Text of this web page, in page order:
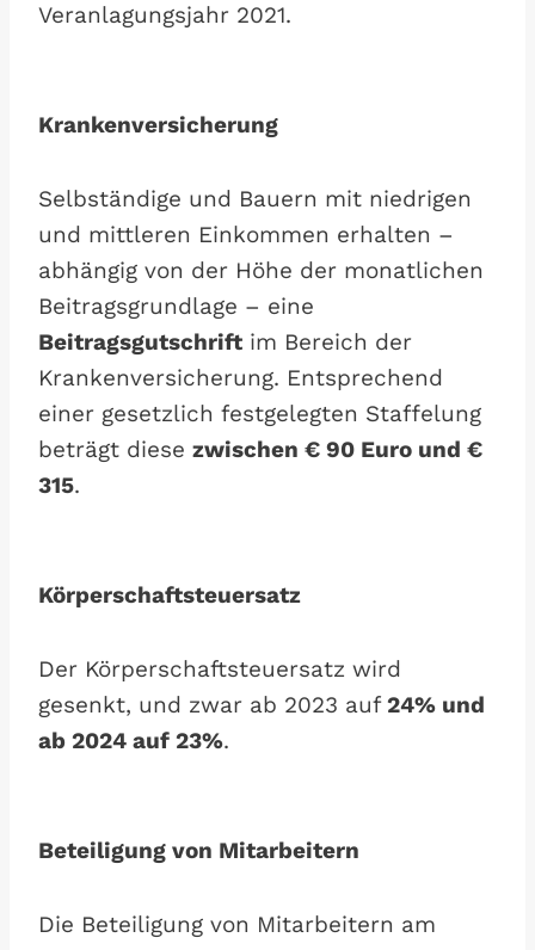
Veranlagungsjahr 2021.
Krankenversicherung
Selbständige und Bauern mit niedrigen
und mittleren Einkommen erhalten –
abhängig von der Höhe der monatlichen
Beitragsgrundlage – eine
Beitragsgutschrift im Bereich der
Krankenversicherung. Entsprechend
einer gesetzlich festgelegten Staffelung
beträgt diese zwischen € 90 Euro und €
315.
Körperschaftsteuersatz
Der Körperschaftsteuersatz wird
gesenkt, und zwar ab 2023 auf24% und
ab 2024 auf 23%.
Beteiligung von Mitarbeitern
Die Beteiligung von Mitarbeitern am